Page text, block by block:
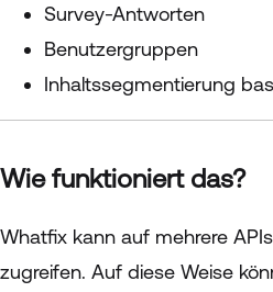
Survey-Antworten
Benutzergruppen
Inhaltssegmentierung
Wie funktioniert das?
Whatfix kann auf mehrere
zugreifen. Auf diese Weise